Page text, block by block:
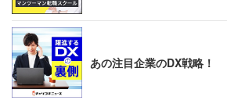
い組織運営に繋げてください。
あの注目企業のDX戦略！